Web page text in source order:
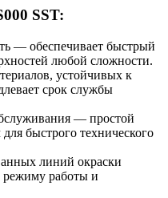
SST:
— обеспечивает быстрый
любой сложности.
устойчивых к
срок службы
— простой
быстрого технического
линий окраски
режиму работы и